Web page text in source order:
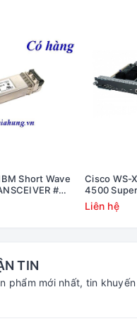
Short Wave
#
Cisco WS-
4500
2x10GE
Liên hệ
TIN
phẩm mới nhất, tin